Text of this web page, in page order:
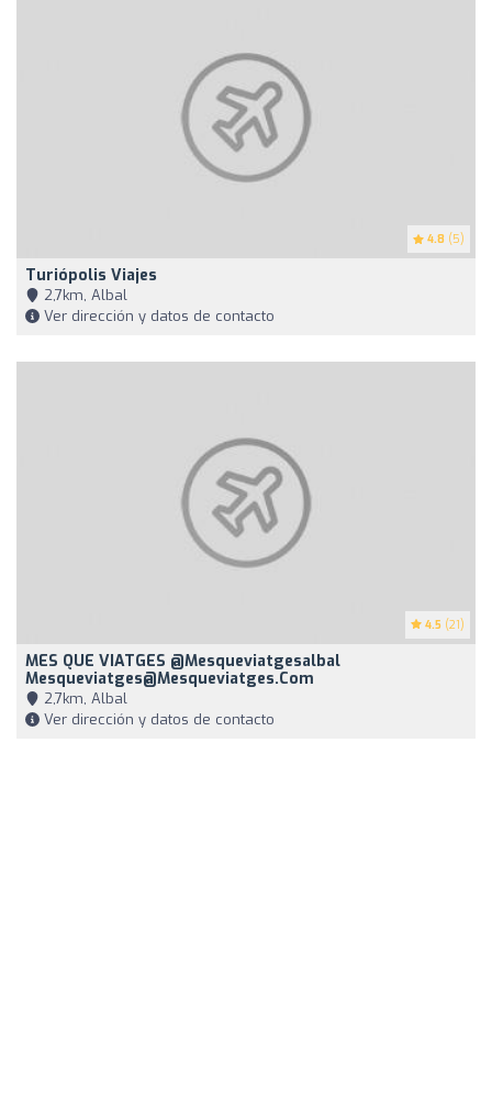
4.8 (5)
Turiópolis Viajes
2,7km, Albal
Ver dirección y datos de contacto
4.5 (21)
MES QUE VIATGES @mesqueviatgesalbal
Mesqueviatges@mesqueviatges.com
2,7km, Albal
Ver dirección y datos de contacto